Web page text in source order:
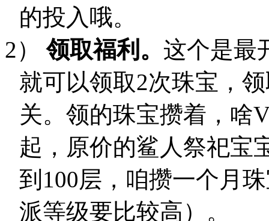
的投入哦。
2）领取福利。 这个是最
就可以领取2次珠宝，
关。领的珠宝攒着，啥
起，原价的鲨人祭祀宝
到100层，咱攒一个月
派等级要比较高）。